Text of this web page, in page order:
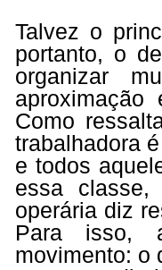
Talvez o
portanto, o
organizar
aproximação
Como
trabalhadora
e todos
essa
operária diz
Para isso,
movimento: o